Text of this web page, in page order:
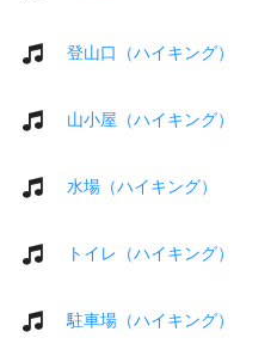
登山口（ハイキング）
山小屋（ハイキング）
水場（ハイキング）
トイレ（ハイキング）
駐車場（ハイキング）